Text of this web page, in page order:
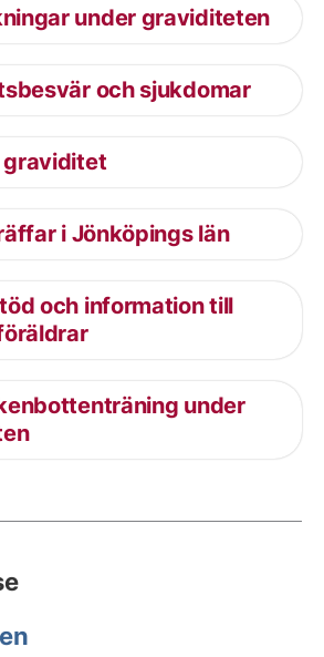
under graviditeten
och sjukdomar
i Jönköpings län
och information till
under